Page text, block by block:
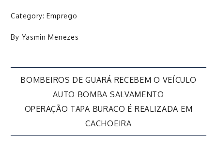
Category:Emprego
By Yasmin Menezes
Navegação
de
Post
BOMBEIROS DE GUARÁ RECEBEM O VEÍCULO
AUTO BOMBA SALVAMENTO
OPERAÇÃO TAPA BURACO É REALIZADA EM
CACHOEIRA